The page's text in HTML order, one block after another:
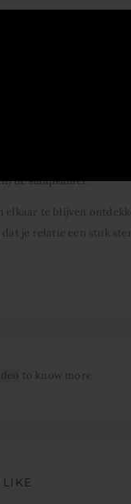
op dat moment.
op een bepaald
eens met wat kaarsjes
dat er hierdoor veel
tijd bij elkaar bent kan
lichaam opnieuw te
je liever op
de slaapkamer.
te blijven
je relatie een stuk
to know more